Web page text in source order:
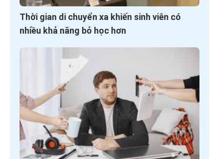
Thời gian di chuyển xa khiến sinh viên có
nhiều khả năng bỏ học hơn